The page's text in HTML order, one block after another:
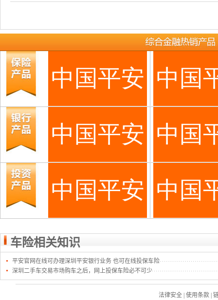
车险相关知识
平安官网在线可办理深圳平安银行业务 也可在线投保车险
深圳二手车交易市场购车之后，网上投保车险必不可少
法律安全 使用条款